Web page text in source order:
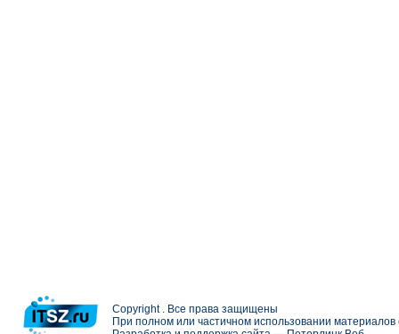
Copyright . Все права защищены
При полном или частичном использовании